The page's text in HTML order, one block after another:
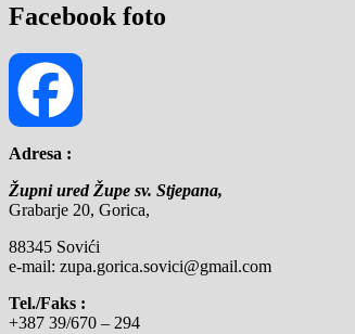
Facebook foto
Facebook
Adresa :
Župni ured Župe sv. Stjepana,
Grabarje 20, Gorica,
88345 Sovići
e-mail: zupa.gorica.sovici@gmail.com
Tel./Faks :
+387 39/670 – 294